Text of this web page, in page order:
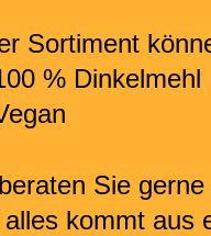
Sortiment
% Dinkelmehl
Sie
alles kommt aus